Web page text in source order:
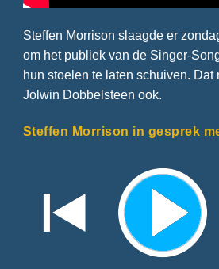
Steffen Morrison slaagde er
om het publiek van de Singer-
hun stoelen te laten schuiven. Dat
Jolwin Dobbelsteen ook.
Steffen Morrison in gesprek